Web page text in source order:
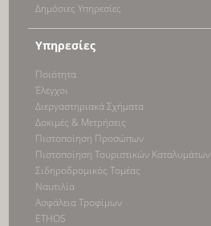
Δημόσιες Υπηρεσίες
Υπηρεσίες
Ποιότητα
Έλεγχοι
Διεργαστηριακά Σχήματα
Δοκιμές & Μετρήσεις
Πιστοποίηση Προσώπων
Πιστοποίηση Τουριστικών Καταλυμάτων
Σιδηροδρομικός Τομέας
Ναυτιλία
Ασφάλεια Τροφίμων
ETHOS